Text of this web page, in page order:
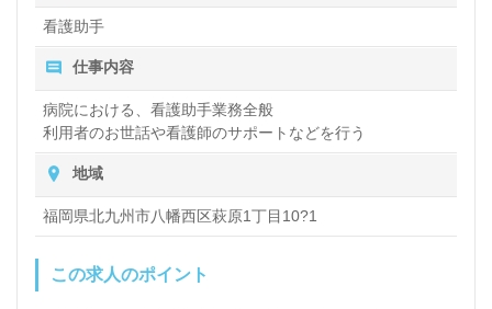
医療/福祉業界の正社員/パート求人探しは【ウィルオ
ブ介護】＊求人情報収集、将来的に検討の方も遠慮な
く＊
LINE、メール、お電話などご希望に応じてお問い合
わせ/ご相談可能です。転職相談、求人紹介、年収交
渉など完全無料サービスをご利用いただけます。＜非
公開求人も取扱いあり！＞"転職支援"のプロと一緒に
転職活動！お問い合わせお待ちしております。
看護助手
仕事内容
病院における、看護助手業務全般
利用者のお世話や看護師のサポートなどを行う
地域
福岡県北九州市八幡西区萩原1丁目10?1
この求人のポイント